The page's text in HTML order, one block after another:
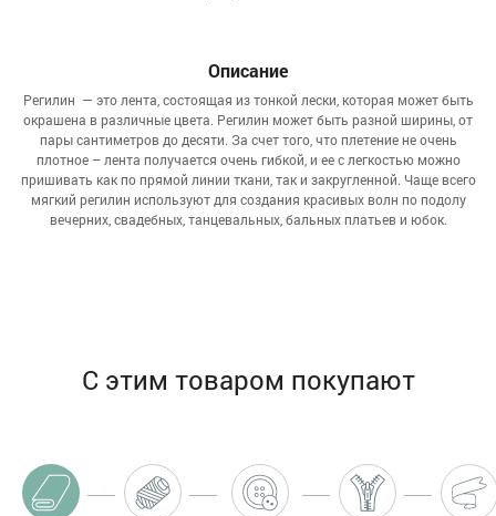
Описание
Регилин — это лента, состоящая из тонкой лески, которая может быть
окрашена в различные цвета. Регилин может быть разной ширины, от
пары сантиметров до десяти. За счет того, что плетение не очень
плотное – лента получается очень гибкой, и ее с легкостью можно
пришивать как по прямой линии ткани, так и закругленной. Чаще всего
мягкий регилин используют для создания красивых волн по подолу
вечерних, свадебных, танцевальных, бальных платьев и юбок.
С этим товаром покупают